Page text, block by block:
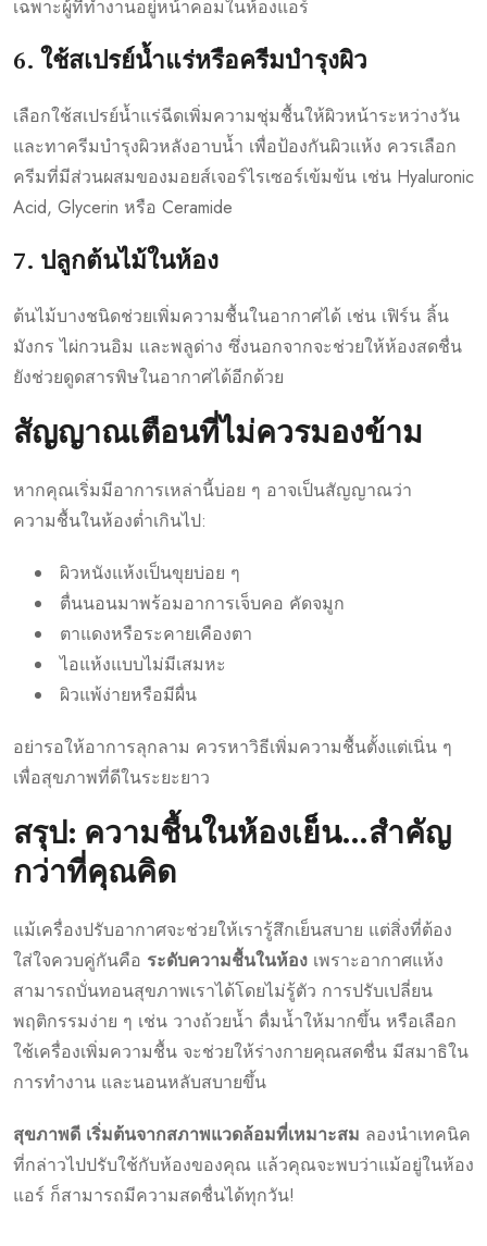
เฉพาะผู้ที่ทำงานอยู่หน้าคอมในห้องแอร์
6. ใช้สเปรย์น้ำแร่หรือครีมบำรุงผิว
เลือกใช้สเปรย์น้ำแร่ฉีดเพิ่มความชุ่มชื้นให้ผิวหน้าระหว่างวัน
และทาครีมบำรุงผิวหลังอาบน้ำ เพื่อป้องกันผิวแห้ง ควรเลือก
ครีมที่มีส่วนผสมของมอยส์เจอร์ไรเซอร์เข้มข้น เช่น Hyaluronic
Acid, Glycerin หรือ Ceramide
7. ปลูกต้นไม้ในห้อง
ต้นไม้บางชนิดช่วยเพิ่มความชื้นในอากาศได้ เช่น เฟิร์น ลิ้น
มังกร ไผ่กวนอิม และพลูด่าง ซึ่งนอกจากจะช่วยให้ห้องสดชื่น
ยังช่วยดูดสารพิษในอากาศได้อีกด้วย
สัญญาณเตือนที่ไม่ควรมองข้าม
หากคุณเริ่มมีอาการเหล่านี้บ่อย ๆ อาจเป็นสัญญาณว่า
ความชื้นในห้องต่ำเกินไป:
ผิวหนังแห้งเป็นขุยบ่อย ๆ
ตื่นนอนมาพร้อมอาการเจ็บคอ คัดจมูก
ตาแดงหรือระคายเคืองตา
ไอแห้งแบบไม่มีเสมหะ
ผิวแพ้ง่ายหรือมีผื่น
อย่ารอให้อาการลุกลาม ควรหาวิธีเพิ่มความชื้นตั้งแต่เนิ่น ๆ
เพื่อสุขภาพที่ดีในระยะยาว
สรุป: ความชื้นในห้องเย็น…สำคัญ
กว่าที่คุณคิด
แม้เครื่องปรับอากาศจะช่วยให้เรารู้สึกเย็นสบาย แต่สิ่งที่ต้อง
ใส่ใจควบคู่กันคือ ระดับความชื้นในห้อง เพราะอากาศแห้ง
สามารถบั่นทอนสุขภาพเราได้โดยไม่รู้ตัว การปรับเปลี่ยน
พฤติกรรมง่าย ๆ เช่น วางถ้วยน้ำ ดื่มน้ำให้มากขึ้น หรือเลือก
ใช้เครื่องเพิ่มความชื้น จะช่วยให้ร่างกายคุณสดชื่น มีสมาธิใน
การทำงาน และนอนหลับสบายขึ้น
สุขภาพดี เริ่มต้นจากสภาพแวดล้อมที่เหมาะสม ลองนำเทคนิค
ที่กล่าวไปปรับใช้กับห้องของคุณ แล้วคุณจะพบว่าแม้อยู่ในห้อง
แอร์ ก็สามารถมีความสดชื่นได้ทุกวัน!